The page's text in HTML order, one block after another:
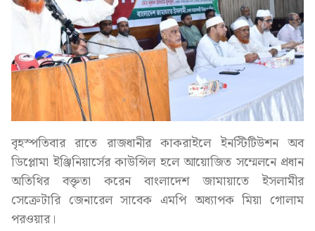
বৃহস্পতিবার রাতে রাজধানীর কাকরাইলে ইনস্টিটিউশন অব
ডিপ্লোমা ইঞ্জিনিয়ার্সের কাউন্সিল হলে আয়োজিত সম্মেলনে প্রধান
অতিথির বক্তৃতা করেন বাংলাদেশ জামায়াতে ইসলামীর
সেক্রেটারি জেনারেল সাবেক এমপি অধ্যাপক মিয়া গোলাম
পরওয়ার।